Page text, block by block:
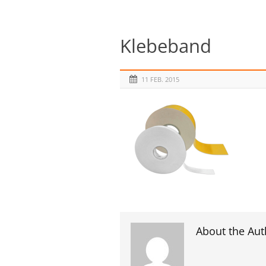
Klebeband
11 FEB. 2015
About the